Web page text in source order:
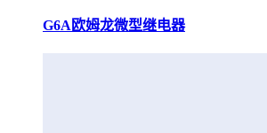
G6A欧姆龙微型继电器